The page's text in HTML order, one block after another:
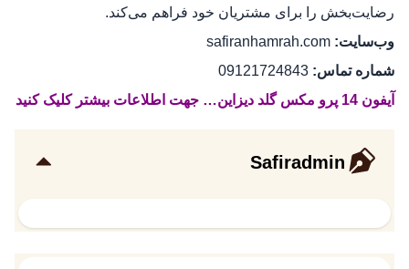
رضایت‌بخش را برای مشتریان خود فراهم می‌کند.
وب‌سایت: safiranhamrah.com
شماره تماس: 09121724843
آیفون 14 پرو مکس گلد دیزاین… جهت اطلاعات بیشتر کلیک کنید
Safiradmin